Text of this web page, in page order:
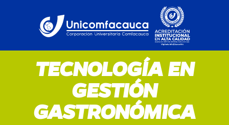
TECNOLOGÍA EN
GESTIÓN
GASTRONÓMICA